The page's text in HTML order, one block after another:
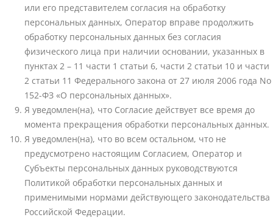
или его представителем согласия на обработку
персональных данных, Оператор вправе продолжить
обработку персональных данных без согласия
физического лица при наличии основании, указанных в
пунктах 2 – 11 части 1 статьи 6, части 2 статьи 10 и части
2 статьи 11 Федерального закона от 27 июля 2006 года No
152-ФЗ «О персональных данных».
Я уведомлен(на), что Согласие действует все время до
момента прекращения обработки персональных данных.
Я уведомлен(на), что во всем остальном, что не
предусмотрено настоящим Согласием, Оператор и
Субъекты персональных данных руководствуются
Политикой обработки персональных данных и
применимыми нормами действующего законодательства
Российской Федерации.